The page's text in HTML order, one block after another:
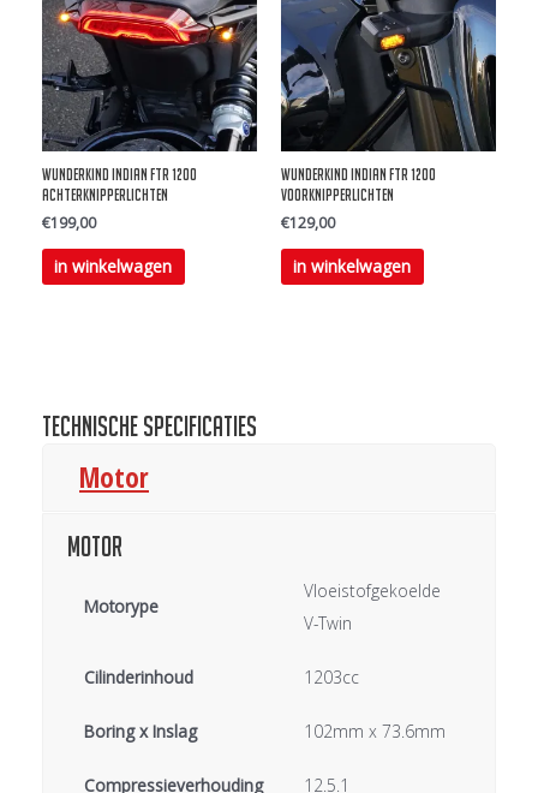
Deze
optie
kan
gekozen
worden
op
Wunderkind Indian FTR 1200
achterknipperlichten
€199,00
in winkelwagen
Wunderkind Indian FTR 1200
voorknipperlichten
€129,00
in winkelwagen
Technische specificaties
Motor
Motor
Motorype
Vloeistofgekoelde
V-Twin
Cilinderinhoud 1203cc
Boring x Inslag 102mm x 73.6mm
Compressieverhouding 12.5.1